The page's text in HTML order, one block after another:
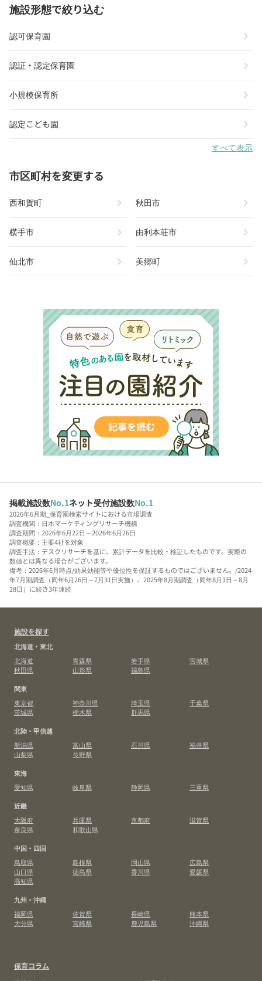
施設形態で絞り込む
認可保育園 chevron_right
認証・認定保育園 chevron_right
小規模保育所 chevron_right
認定こども園 chevron_right
すべて表示
市区町村を変更する
西和賀町 chevron_right 秋田市 chevron_right
横手市 chevron_right 由利本荘市 chevron_right
仙北市 chevron_right 美郷町 chevron_right
掲載施設数No.1ネット受付施設数No.1
2026年6月期_保育園検索サイトにおける市場調査
調査機関：日本マーケティングリサーチ機構
調査期間：2026年6月22日～2026年6月26日
調査概要：主要4社を対象
調査手法：デスクリサーチを基に、累計データを比較・検証したものです。実際の
数値とは異なる場合がございます。
備考：2026年6月時点/効果効能等や優位性を保証するものではございません。/2024
年7月期調査（同年6月26日～7月31日実施）、2025年8月期調査（同年8月1日～8月
28日）に続き3年連続
施設を探す
北海道・東北
北海道
青森県 岩手県
宮城県
秋田県
山形県
福島県
関東
東京都
神奈川県 埼玉県
千葉県
茨城県
栃木県
群馬県
北陸・甲信越
新潟県
富山県 石川県
福井県
山梨県
長野県
東海
愛知県
岐阜県 静岡県
三重県
近畿
大阪府
兵庫県 京都府
滋賀県
奈良県
和歌山県
中国・四国
鳥取県
島根県 岡山県
広島県
山口県
徳島県 香川県
愛媛県
高知県
九州・沖縄
福岡県
佐賀県 長崎県
熊本県
大分県
宮崎県 鹿児島県 沖縄県
保育コラム